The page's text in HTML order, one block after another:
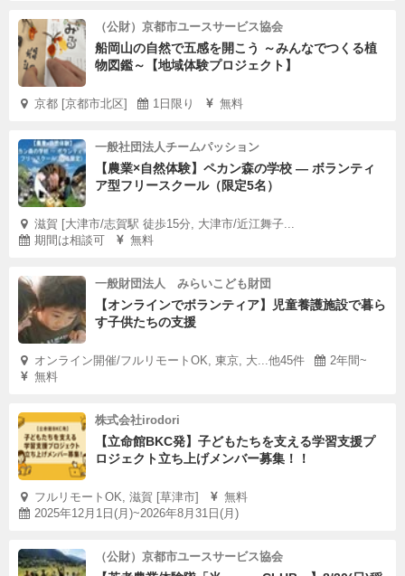
（公財）京都市ユースサービス協会
船岡山の自然で五感を開こう ～みんなでつくる植
物図鑑～【地域体験プロジェクト】
京都 [京都市北区] 1日限り 無料
一般社団法人チームパッション
【農業×自然体験】ペカン森の学校 ― ボランティ
ア型フリースクール（限定5名）
滋賀 [大津市/志賀駅 徒歩15分, 大津市/近江舞子...
期間は相談可
無料
一般財団法人 みらいこども財団
【オンラインでボランティア】児童養護施設で暮ら
す子供たちの支援
オンライン開催/フルリモートOK, 東京, 大...他45件
2年間~
無料
株式会社irodori
【立命館BKC発】子どもたちを支える学習支援プ
ロジェクト立ち上げメンバー募集！！
フルリモートOK, 滋賀 [草津市]
無料
2025年12月1日(月)~2026年8月31日(月)
（公財）京都市ユースサービス協会